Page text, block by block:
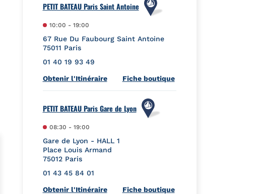
PETIT BATEAU Paris Saint Antoine
10:00 - 19:00
67 Rue Du Faubourg Saint Antoine
75011 Paris
01 40 19 93 49
Obtenir l'ItinéraireLink Opens in New Tab
Fiche boutique
PETIT BATEAU Paris Gare de Lyon
08:30 - 19:00
Gare de Lyon - HALL 1
Place Louis Armand
75012 Paris
01 43 45 84 01
Obtenir l'ItinéraireLink Opens in New Tab
Fiche boutique